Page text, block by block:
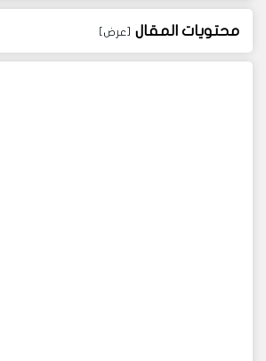
محتويات المقال